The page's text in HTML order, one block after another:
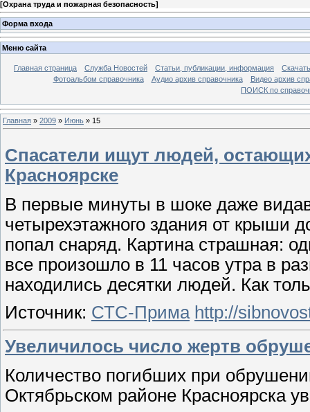
[Охрана труда и пожарная безопасность]
Форма входа
Меню сайта
Главная страница Служба Новостей Статьи, публикации, информация
Фотоальбом справочника
Аудио архив справочника
Видео архив
ПОИСК по
Главная » 2009 » Июнь » 15
Спасатели ищут людей,
Красноярске
В первые минуты в шоке даже
четырехэтажного здания от крыши
попал снаряд. Картина страшная:
все произошло в 11 часов утра в
находились десятки людей. Как
Источник: СТС-Прима http://
Увеличилось число жертв
Количество погибших при
Октябрьском районе Красноярска